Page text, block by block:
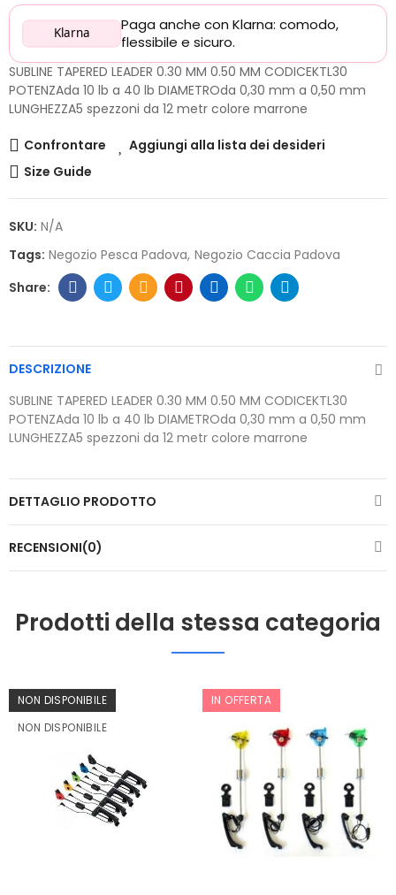
Klarna
Paga anche con Klarna: comodo,
flessibile e sicuro.
SUBLINE TAPERED LEADER 0.30 MM 0.50 MM CODICEKTL30
POTENZAda 10 lb a 40 lb DIAMETROda 0,30 mm a 0,50 mm
LUNGHEZZA5 spezzoni da 12 metr colore marrone
Confrontare
Aggiungi alla lista dei desideri
Size Guide
SKU: N/A
Tags: Negozio Pesca Padova Negozio Caccia Padova
DESCRIZIONE
SUBLINE TAPERED LEADER 0.30 MM 0.50 MM CODICEKTL30
POTENZAda 10 lb a 40 lb DIAMETROda 0,30 mm a 0,50 mm
LUNGHEZZA5 spezzoni da 12 metr colore marrone
DETTAGLIO PRODOTTO
RECENSIONI(0)
Prodotti della stessa categoria
NON DISPONIBILE
NON DISPONIBILE
IN OFFERTA